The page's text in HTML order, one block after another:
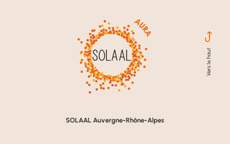
SOLAAL Auvergne-Rhône-Alpes